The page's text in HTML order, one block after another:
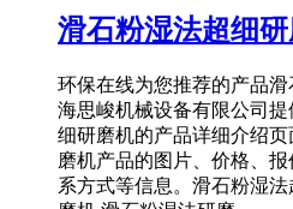
滑石粉湿法超细
环保在线为您推荐的产品
海思峻机械设备有限公司
细研磨机的产品详细介绍
磨机产品的图片、价格、
系方式等信息。滑石粉湿